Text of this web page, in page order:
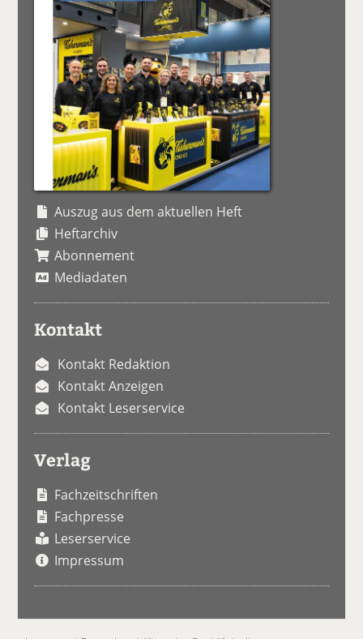
Auszug aus dem aktuellen Heft
Heftarchiv
Abonnement
Mediadaten
Kontakt
Kontakt Redaktion
Kontakt Anzeigen
Kontakt Leserservice
Verlag
Fachzeitschriften
Fachpresse
Leserservice
Impressum